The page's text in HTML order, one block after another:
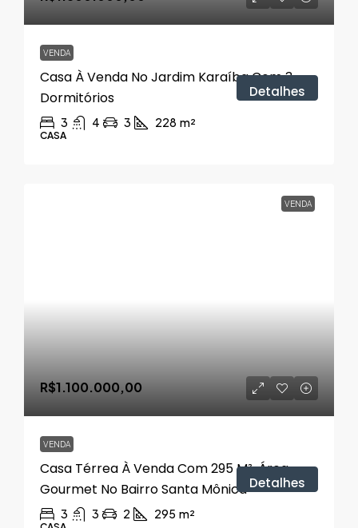
VENDA
Casa À Venda No Jardim Karaíba Com 3
Dormitórios
3 4 3 228 m²
CASA
Detalhes
VENDA
R$1.100.000,00
VENDA
Casa Térrea À Venda Com 295 M², Área
Gourmet No Bairro Santa Mônica
3 3 2 295 m²
Detalhes